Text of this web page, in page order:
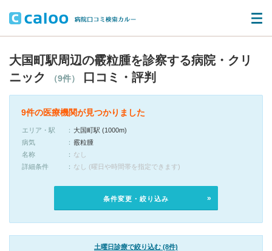
大国町駅周辺の霰粒腫を診察する病院・クリ
ニック
（9件） 口コミ・評判
9件の医療機関が見つかりました
エリア・駅
大国町駅 (1000m)
病気
霰粒腫
名称
なし
詳細条件
なし (曜日や時間帯を指定できます)
条件変更・絞り込み
土曜日診療で絞り込む (8件)